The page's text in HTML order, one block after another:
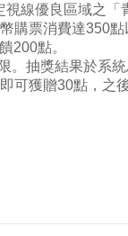
線優良區域之「
購票消費達350
200點。
抽獎結果於系統
獲贈30點，之